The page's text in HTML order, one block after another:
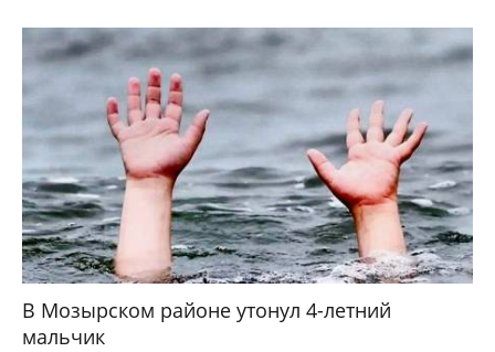
В Мозырском районе утонул 4-летний
мальчик